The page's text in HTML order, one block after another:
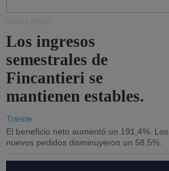
Los ingresos
semestrales de
Fincantieri se
mantienen estables.
Trieste
El beneficio neto aumentó un 191,4%. Los
nuevos pedidos disminuyeron un 58,5%.